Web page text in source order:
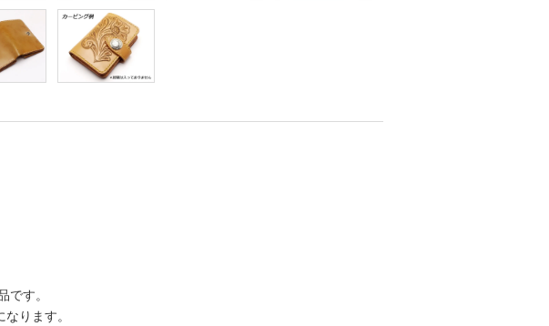
です。
ります。